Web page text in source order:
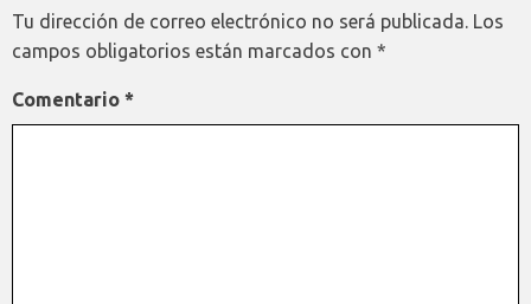
Tu dirección de correo electrónico no será publicada. Los
campos obligatorios están marcados con *
Comentario *